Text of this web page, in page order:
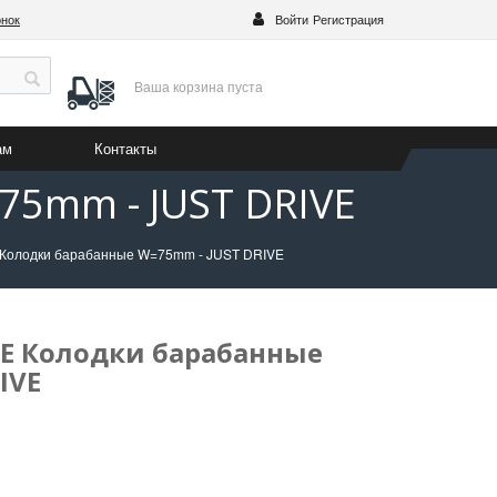
Войти Регистрация
Ваша корзина пуста
Контакты
- JUST DRIVE
барабанные W=75mm - JUST DRIVE
Колодки барабанные